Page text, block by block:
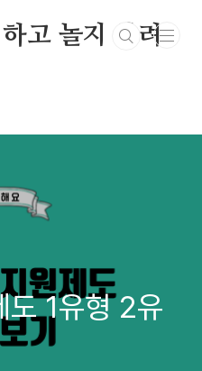
고 놀지 알려
도 1유형 2유